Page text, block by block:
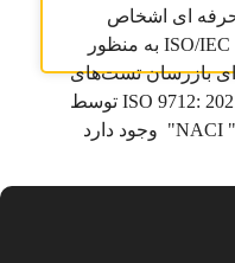
حرفه ای اشخاص
براساس استاندارد ISO/IEC 17024:2012 به منظور
بازرسان تست‌های
غیرمخرب براساس استاندارد ISO 9712: 2021 توسط
مرکز ملی تایید صلاحیت ایران " NACI" وجود دارد